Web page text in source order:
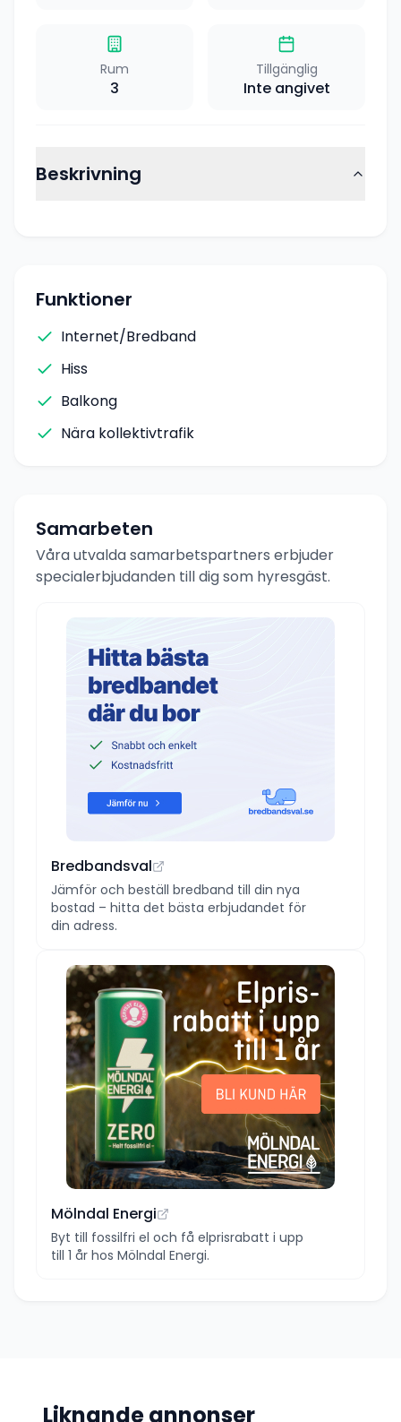
Rum
3
Tillgänglig
Inte angivet
Beskrivning
Funktioner
Internet/Bredband
Hiss
Balkong
Nära kollektivtrafik
Samarbeten
Våra utvalda samarbetspartners erbjuder
specialerbjudanden till dig som hyresgäst.
Bredbandsval
Jämför och beställ bredband till din nya
bostad – hitta det bästa erbjudandet för
din adress.
Mölndal Energi
Byt till fossilfri el och få elprisrabatt i upp
till 1 år hos Mölndal Energi.
Liknande annonser